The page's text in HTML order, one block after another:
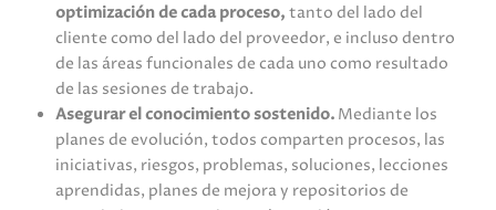
optimización de cada proceso,tanto del lado del
cliente como del lado del proveedor, e incluso dentro
de las áreas funcionales de cada uno como resultado
de las sesiones de trabajo.
Asegurar el conocimiento sostenido. Mediante los
planes de evolución, todos comparten procesos, las
iniciativas, riesgos, problemas, soluciones, lecciones
aprendidas, planes de mejora y repositorios de